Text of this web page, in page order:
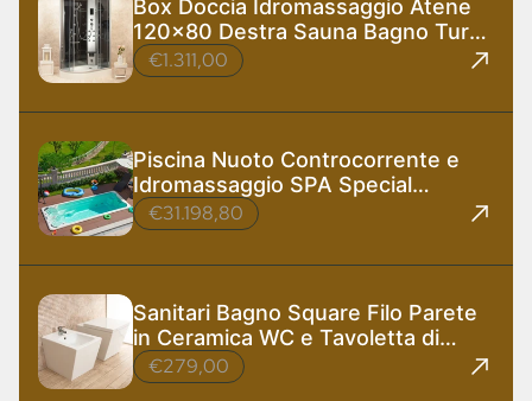
Box Doccia Idromassaggio Atene
120x80 Destra Sauna Bagno Turco
e Ozono
€1.311,00
Piscina Nuoto Controcorrente e
Idromassaggio SPA Special
585x220 cm
€31.198,80
Sanitari Bagno Square Filo Parete
in Ceramica WC e Tavoletta di
Design
€279,00